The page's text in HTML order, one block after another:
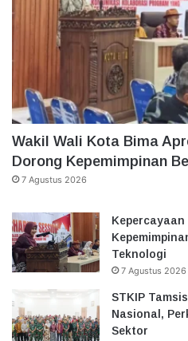
Wakil Wali Kota Bima
Dorong Kepemimpinan
7 Agustus 2026
Teknologi
7 Agustus 2026
STKIP
Nasional,
Sektor